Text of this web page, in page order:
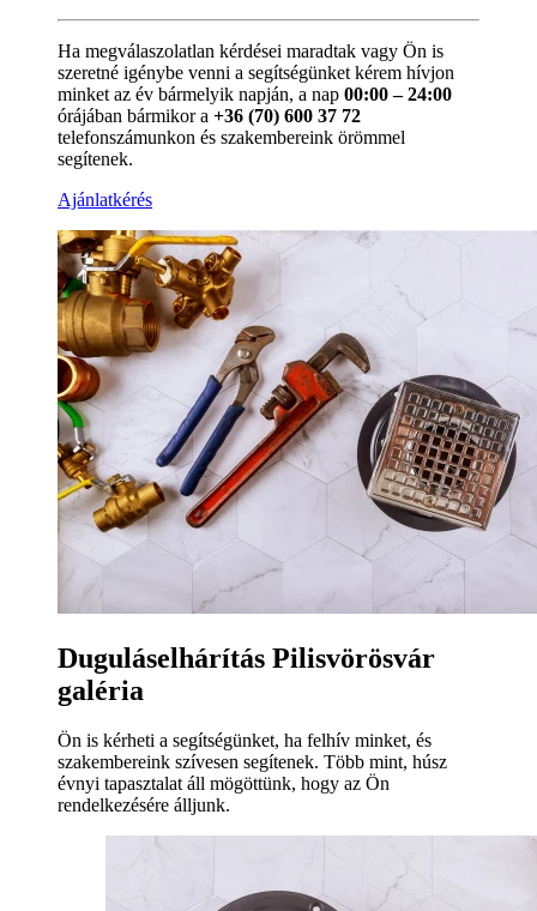
Ha megválaszolatlan kérdései maradtak vagy Ön is
szeretné igénybe venni a segítségünket kérem hívjon
minket az év bármelyik napján, a nap 00:00 – 24:00
órájában bármikor a +36 (70) 600 37 72
telefonszámunkon és szakembereink örömmel
segítenek.
Ajánlatkérés
Duguláselhárítás Pilisvörösvár
galéria
Ön is kérheti a segítségünket, ha felhív minket, és
szakembereink szívesen segítenek. Több mint, húsz
évnyi tapasztalat áll mögöttünk, hogy az Ön
rendelkezésére álljunk.